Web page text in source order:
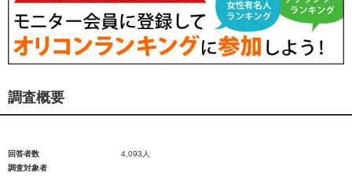
調査概要
回答者数
4,093人
調査対象者